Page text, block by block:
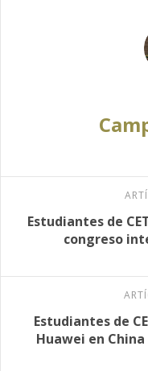
Estudiantes de
congreso
Estudiantes de
Huawei en